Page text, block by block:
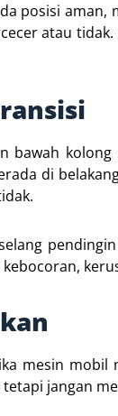
posisi
atau
bawah
di
mesin
jangan